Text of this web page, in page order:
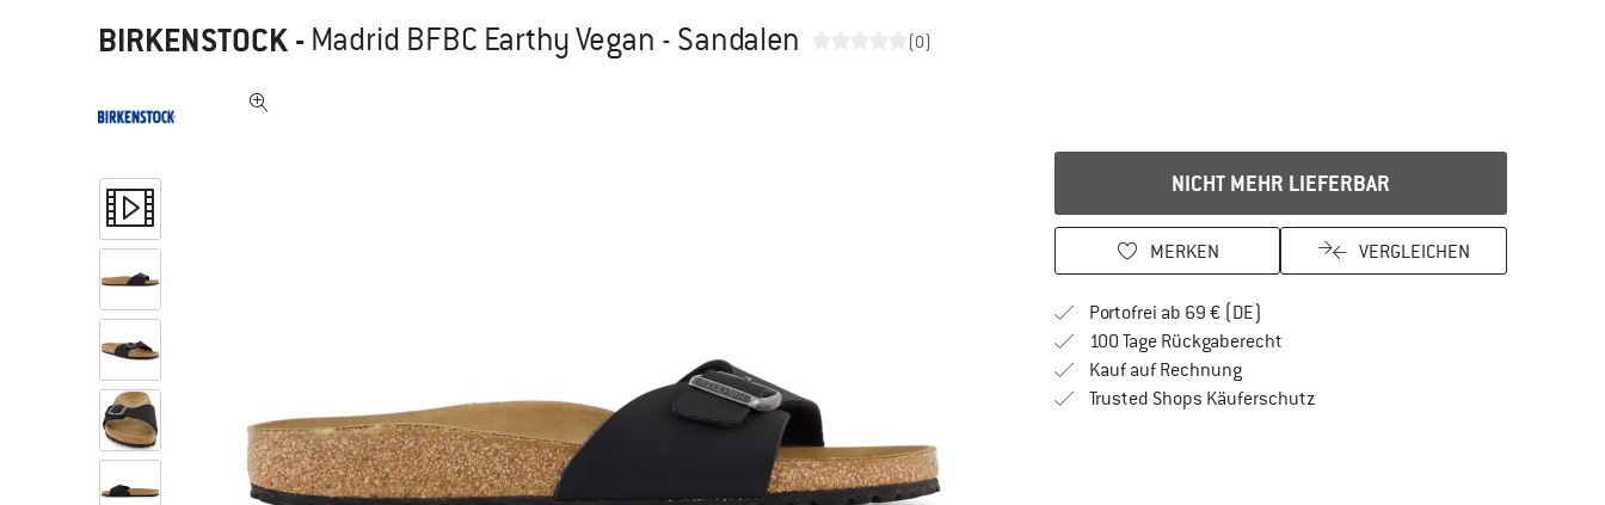
BIRKENSTOCK - Madrid BFBC Earthy Vegan - Sandalen (0)
NICHT MEHR LIEFERBAR
MERKEN VERGLEICHEN
Portofrei ab 69 € (DE)
100 Tage RückgaberechtGehe hier zu den Rückgabe-Richtlinien
Kauf auf RechnungFinde die Zahlungs-Infos hier! Öffnet sich in
Trusted Shops KäuferschutzFinde alle Infos hier!